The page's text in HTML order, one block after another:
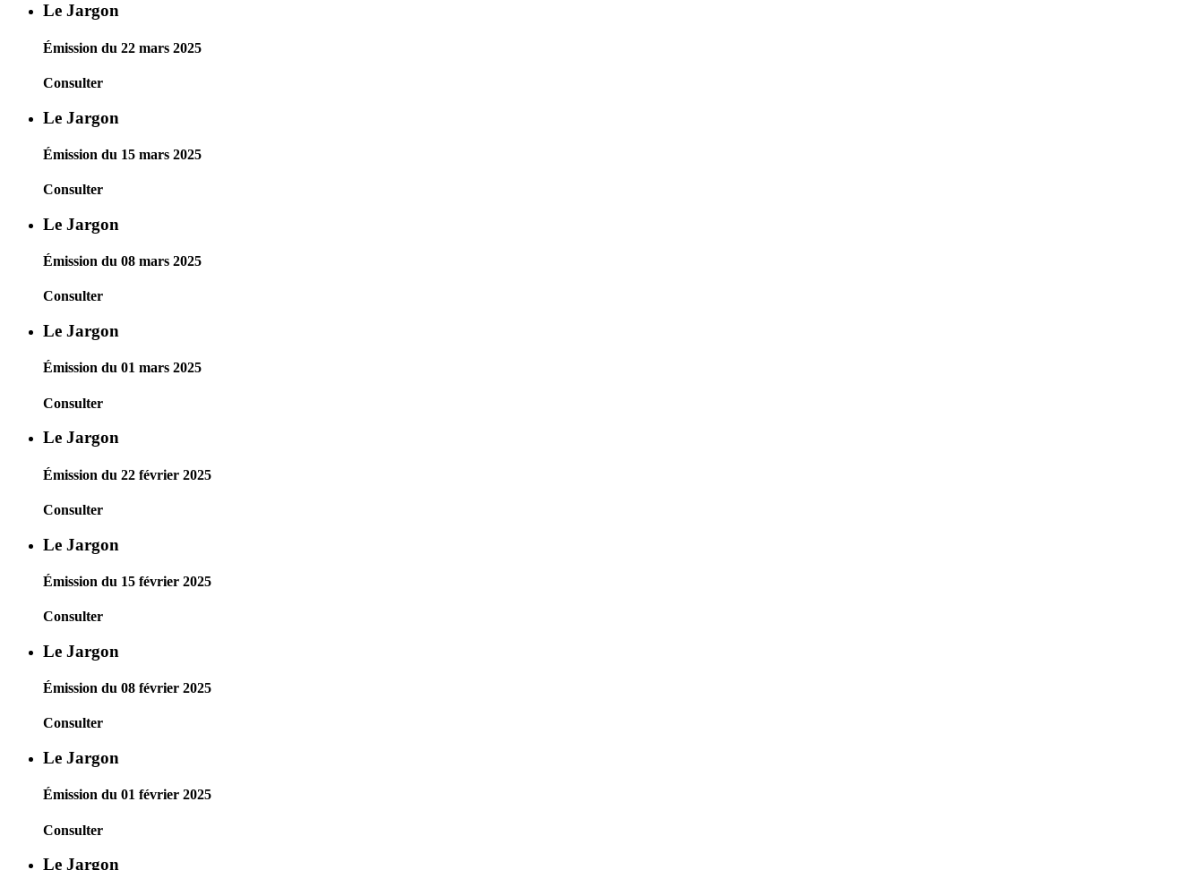
Le Jargon
Émission du 22 mars 2025
Consulter
Le Jargon
Émission du 15 mars 2025
Consulter
Le Jargon
Émission du 08 mars 2025
Consulter
Le Jargon
Émission du 01 mars 2025
Consulter
Le Jargon
Émission du 22 février 2025
Consulter
Le Jargon
Émission du 15 février 2025
Consulter
Le Jargon
Émission du 08 février 2025
Consulter
Le Jargon
Émission du 01 février 2025
Consulter
Le Jargon